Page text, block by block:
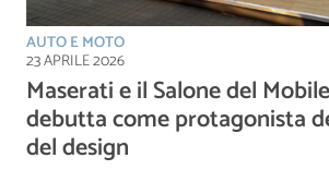
AUTO E MOTO
23 APRILE 2026
Maserati e il Salone del
debutta come protagonista
del design